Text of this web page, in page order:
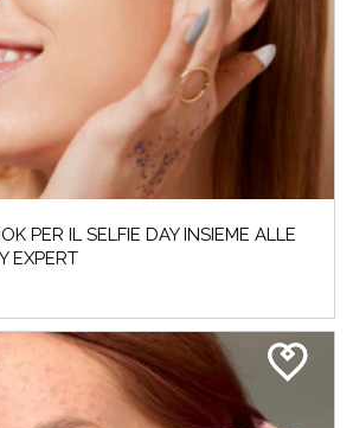
PER IL SELFIE DAY INSIEME ALLE
EXPERT